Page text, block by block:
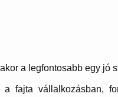
a legfontosabb egy jó
fajta vállalkozásban,